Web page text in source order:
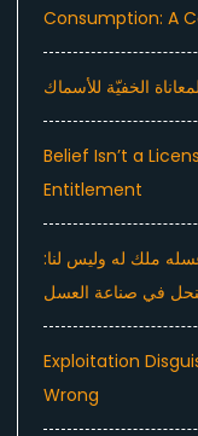
Consumption: A
الخفيّة للأسماك
Belief Isn’t a
Entitlement
ملك له وليس لنا:
في صناعة العسل
Exploitation
Wrong